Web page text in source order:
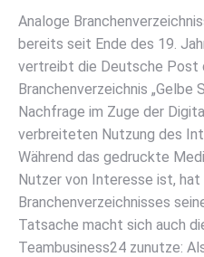
Analoge
bereits seit Ende des 19.
vertreibt die Deutsche Post
Branchenverzeichnis „Gelbe
Nachfrage im Zuge der
verbreiteten Nutzung des
Während das gedruckte
Nutzer von Interesse ist, hat
Branchenverzeichnisses
Tatsache macht sich auch
Teambusiness24 zunutze: